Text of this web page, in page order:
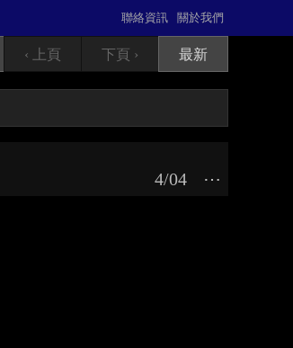
關於我們
聯絡資訊
‹ 上頁 下頁 › 最新
⋯
4/04